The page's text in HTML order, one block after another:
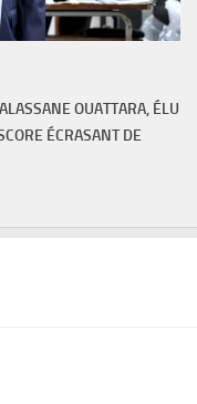
OUATTARA, ÉLU
ÉCRASANT DE